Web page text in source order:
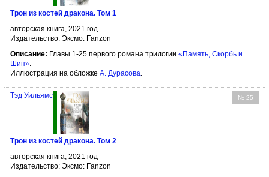
Трон из костей дракона. Том 1
авторская книга, 2021 год
Издательство: Эксмо: Fanzon
Описание: Главы 1-25 первого романа трилогии «Память, Скорбь и
Шип».
Иллюстрация на обложке А. Дурасова.
№ 25
Тэд Уильямс
Трон из костей дракона. Том 2
авторская книга, 2021 год
Издательство: Эксмо: Fanzon